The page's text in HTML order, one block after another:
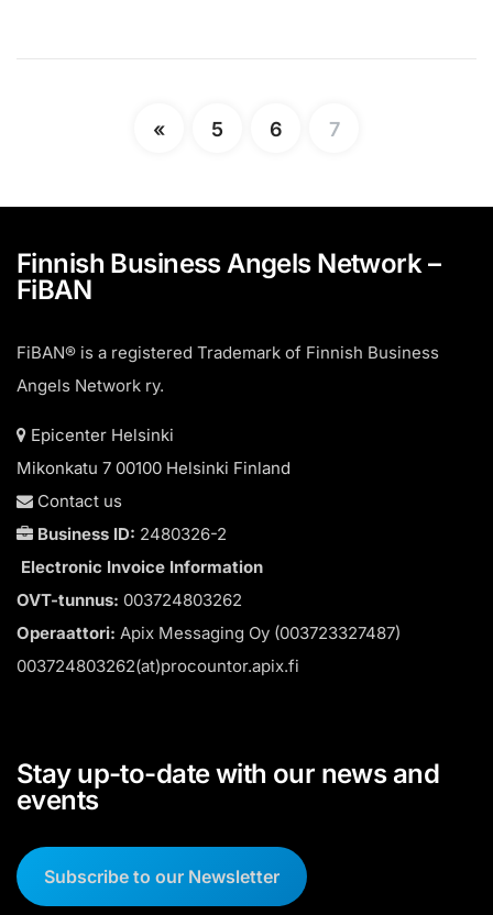
« 5 6 7
Finnish Business Angels Network –
FiBAN
FiBAN® is a registered Trademark of Finnish Business
Angels Network ry.
Epicenter Helsinki
Mikonkatu 7 00100 Helsinki Finland
Contact us
Business ID: 2480326-2
Electronic Invoice Information
OVT-tunnus: 003724803262
Operaattori: Apix Messaging Oy (003723327487)
003724803262(at)procountor.apix.fi
Stay up-to-date with our news and
events
Subscribe to our Newsletter